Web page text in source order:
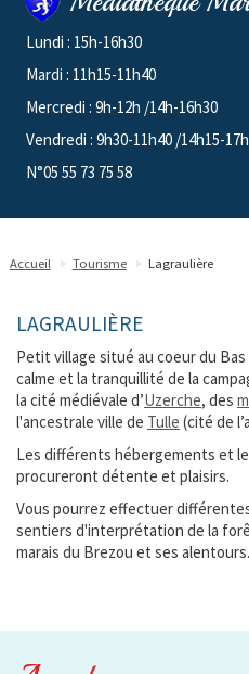
Lundi : 15h-16h30
Mardi : 11h15-11h40
Mercredi : 9h-12h /14h-16h30
Vendredi : 9h30-11h40 /14h15-
N°05 55 73 75 58
Accueil Tourisme Lagraulière
LAGRAULIÈRE
Petit village situé au coeur du
calme et la tranquillité de la
la cité médiévale d’Uzerche, des
l'ancestrale ville de Tulle (cité de
Les différents hébergements et
procureront détente et plaisirs.
Vous pourrez effectuer
sentiers d'interprétation de la
marais du Brezou et ses alentours.